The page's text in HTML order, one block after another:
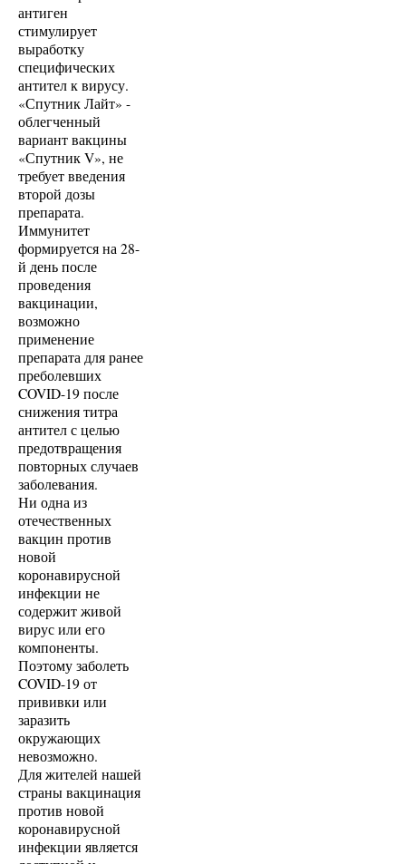
антиген
стимулирует
выработку
специфических
антител к вирусу.
«Спутник Лайт» -
облегченный
вариант вакцины
«Спутник V», не
требует введения
второй дозы
препарата.
Иммунитет
формируется на 28-
й день после
проведения
вакцинации,
возможно
применение
препарата для ранее
преболевших
COVID-19 после
снижения титра
антител с целью
предотвращения
повторных случаев
заболевания.
Ни одна из
отечественных
вакцин против
новой
коронавирусной
инфекции не
содержит живой
вирус или его
компоненты.
Поэтому заболеть
COVID-19 от
прививки или
заразить
окружающих
невозможно.
Для жителей нашей
страны вакцинация
против новой
коронавирусной
инфекции является